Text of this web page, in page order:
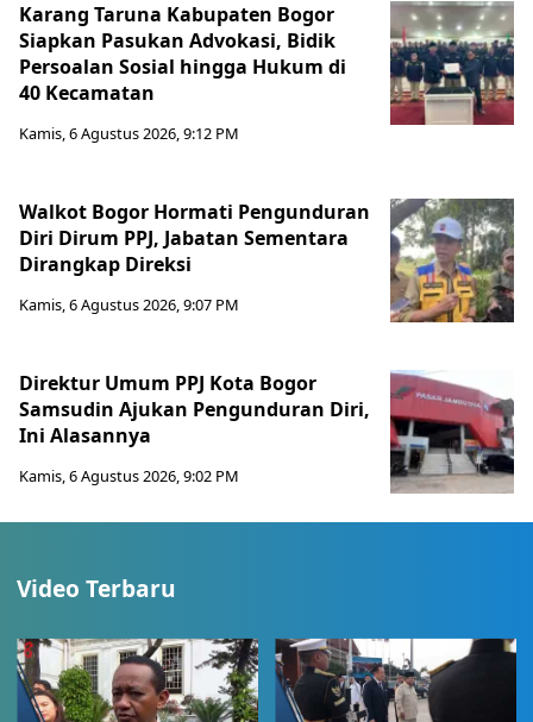
Karang Taruna Kabupaten Bogor
Siapkan Pasukan Advokasi, Bidik
Persoalan Sosial hingga Hukum di
40 Kecamatan
Kamis, 6 Agustus 2026, 9:12 PM
Walkot Bogor Hormati Pengunduran
Diri Dirum PPJ, Jabatan Sementara
Dirangkap Direksi
Kamis, 6 Agustus 2026, 9:07 PM
Direktur Umum PPJ Kota Bogor
Samsudin Ajukan Pengunduran Diri,
Ini Alasannya
Kamis, 6 Agustus 2026, 9:02 PM
Video Terbaru